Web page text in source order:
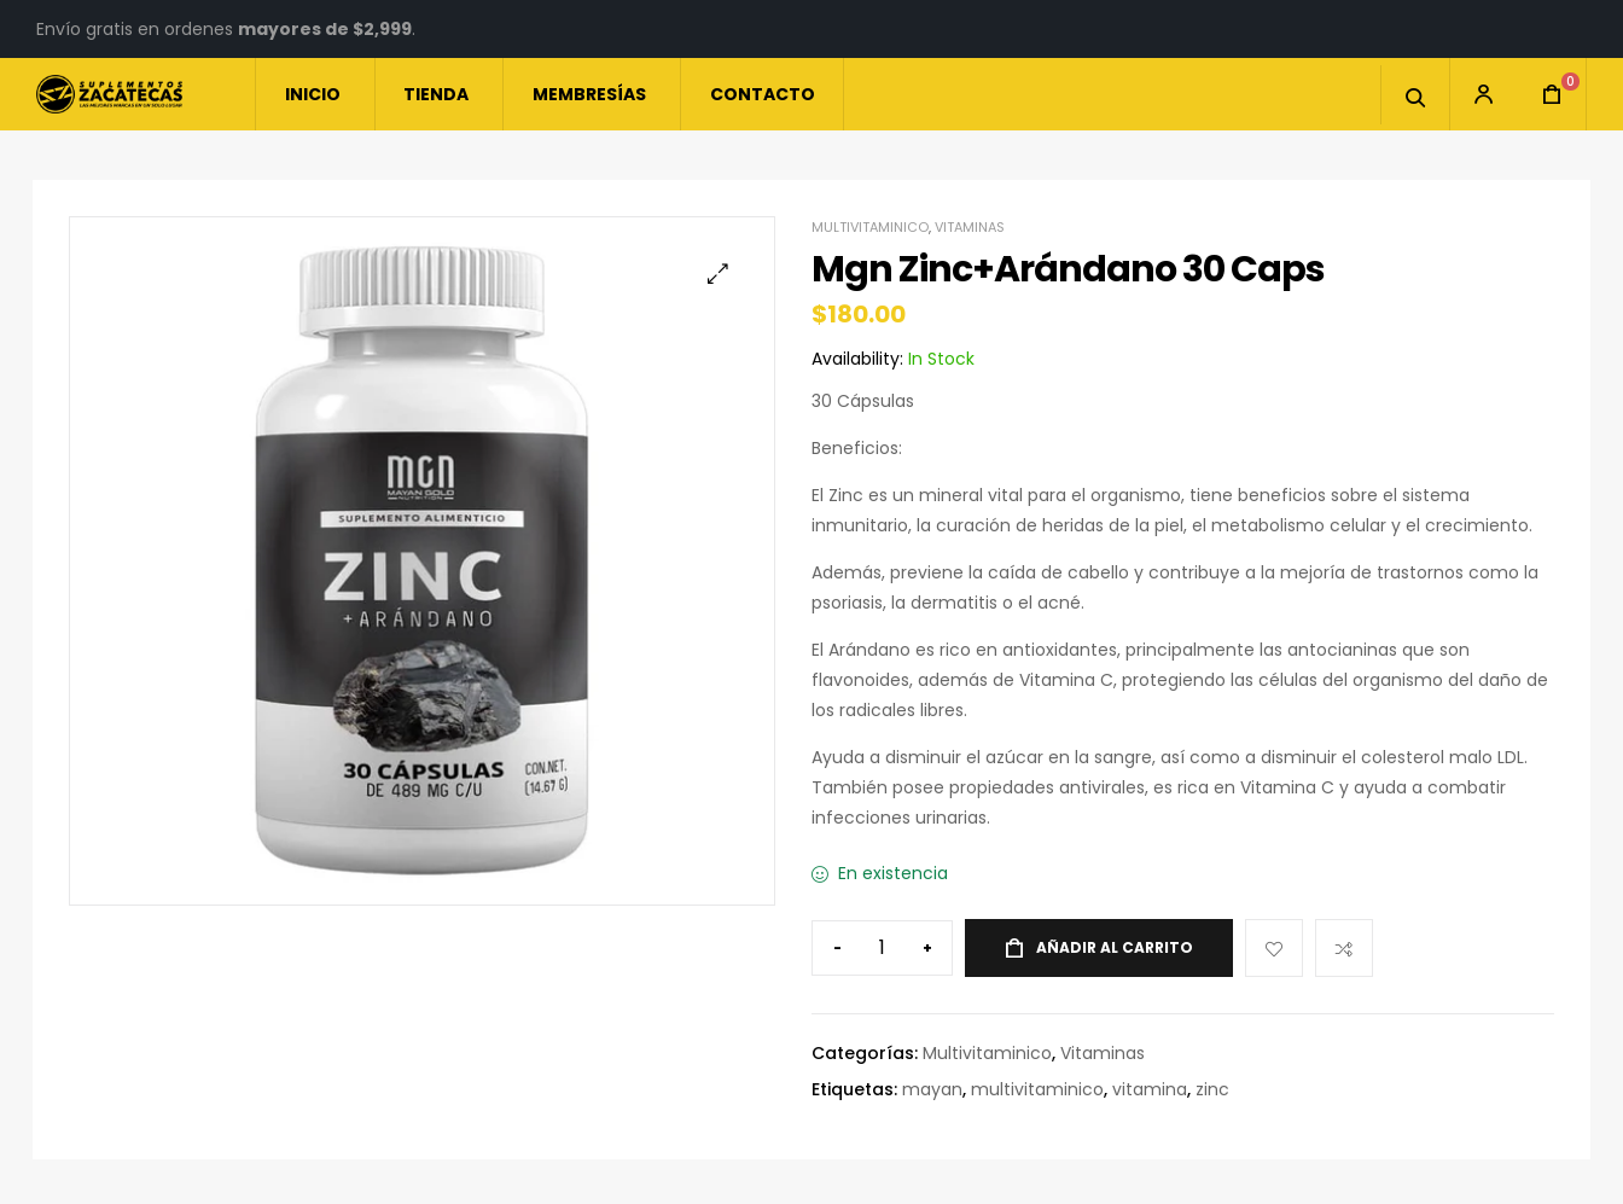
Envío gratis en ordenes mayores de $2,999.
INICIO TIENDA MEMBRESÍAS CONTACTO 0
MULTIVITAMINICO,VITAMINAS
Mgn Zinc+Arándano 30 Caps
$180.00
Availability: In Stock
30 Cápsulas
Beneficios:
El Zinc es un mineral vital para el organismo, tiene beneficios sobre el sistema
inmunitario, la curación de heridas de la piel, el metabolismo celular y el crecimiento.
Además, previene la caída de cabello y contribuye a la mejoría de trastornos como la
psoriasis, la dermatitis o el acné.
El Arándano es rico en antioxidantes, principalmente las antocianinas que son
flavonoides, además de Vitamina C, protegiendo las células del organismo del daño de
los radicales libres.
Ayuda a disminuir el azúcar en la sangre, así como a disminuir el colesterol malo LDL.
También posee propiedades antivirales, es rica en Vitamina C y ayuda a combatir
infecciones urinarias.
En existencia
- + AÑADIR AL CARRITO
Categorías: Multivitaminico, Vitaminas
Etiquetas: mayan, multivitaminico, vitamina, zinc